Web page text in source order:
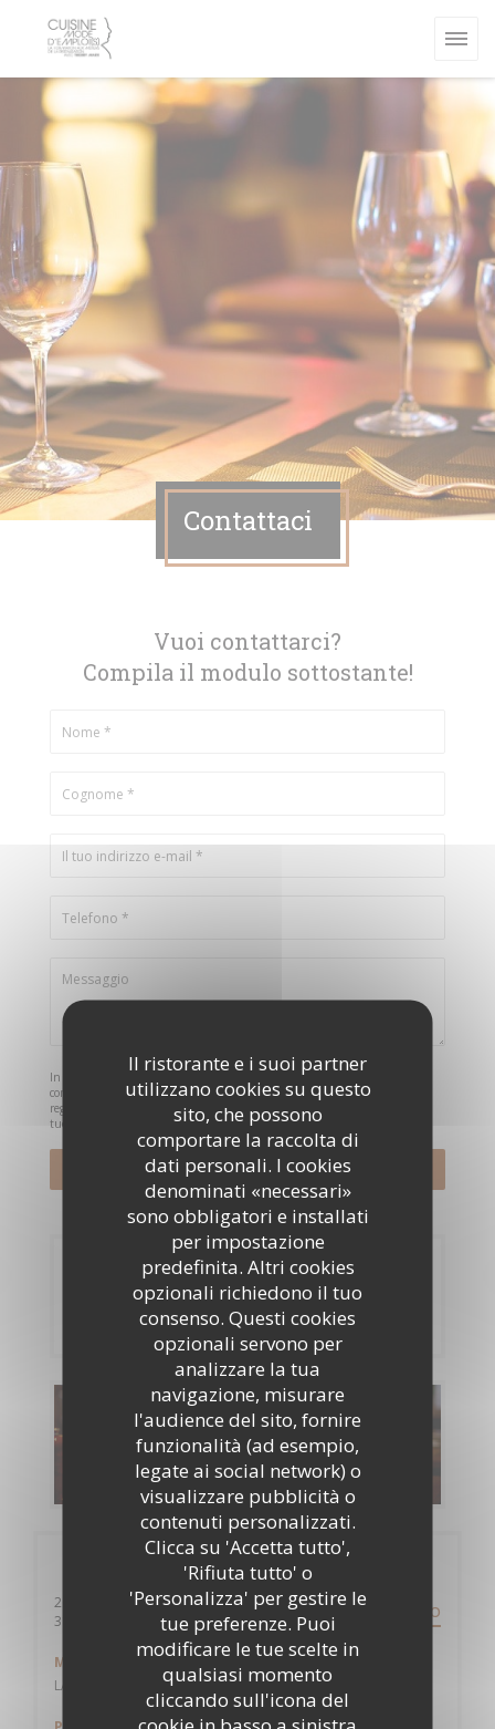
Il ristorante e i suoi partner
utilizzano cookies su questo
sito, che possono
comportare la raccolta di
dati personali. I cookies
denominati «necessari»
sono obbligatori e installati
per impostazione
predefinita. Altri cookies
opzionali richiedono il tuo
consenso. Questi cookies
opzionali servono per
analizzare la tua
navigazione, misurare
l'audience del sito, fornire
funzionalità (ad esempio,
legate ai social network) o
visualizzare pubblicità o
contenuti personalizzati.
Clicca su 'Accetta tutto',
'Rifiuta tutto' o
'Personalizza' per gestire le
tue preferenze. Puoi
modificare le tue scelte in
qualsiasi momento
cliccando sull'icona del
Contattaci
Vuoi contattarci?
Compila il modulo sottostante!
In conformità al Codice del Consumo, hai il diritto di opporti alle chiamate
commerciali iscrivendoti al Registro Pubblico delle Opposizioni:
registrodelleopposizioni.it. Per maggiori informazioni sul trattamento dei
tuoi dati, consulta la nostrainformativa sulla privacy.
Prenotazione
PRENOTA
Menu
SCOPRI LA NOSTRA CARTA
Informazioni pratiche
200 avenue des Etats-Unis
31200 Toulouse
((apre una nuova finestra)) PERCORSO
Metro
LA VACHE